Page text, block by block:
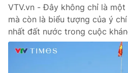
VTV.vn - Đây không chỉ là
mà còn là biểu tượng của ý
nhất đất nước trong cuộc